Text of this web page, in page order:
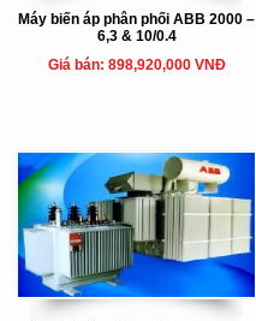
Máy biến áp phân phối ABB 2000 –
6,3 & 10/0.4
Giá bán: 898,920,000 VNĐ